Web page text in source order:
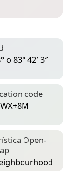
o 83° 42′ 3″
code
Open­